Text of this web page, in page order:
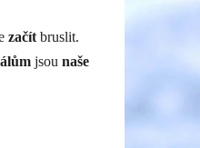
začít bruslit.
jsou naše